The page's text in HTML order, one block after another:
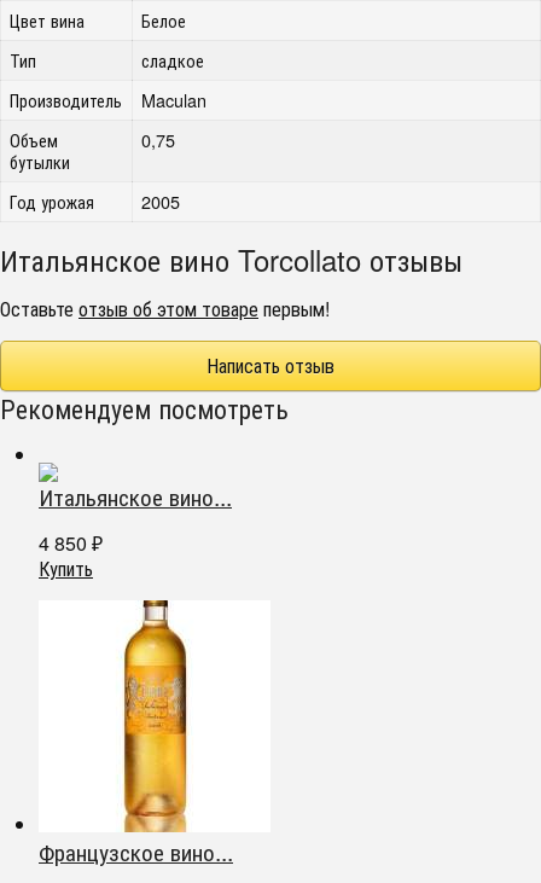
Цвет вина
Белое
Тип
сладкое
Производитель
Maculan
Объем
бутылки
0,75
Год урожая 2005
Итальянское вино Torcollato отзывы
Оставьтеотзыв об этом товарепервым!
Написать отзыв
Рекомендуем посмотреть
Итальянское вино...
4 850 ₽
Купить
Французское вино...